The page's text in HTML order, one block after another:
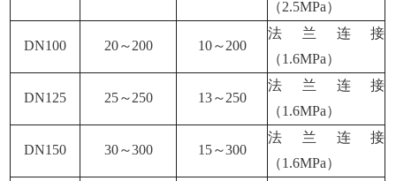
（2.5MPa）
DN100 20～200 10～200
法兰连接
（1.6MPa）
DN125 25～250 13～250
法兰连接
（1.6MPa）
DN150 30～300 15～300
法兰连接
（1.6MPa）